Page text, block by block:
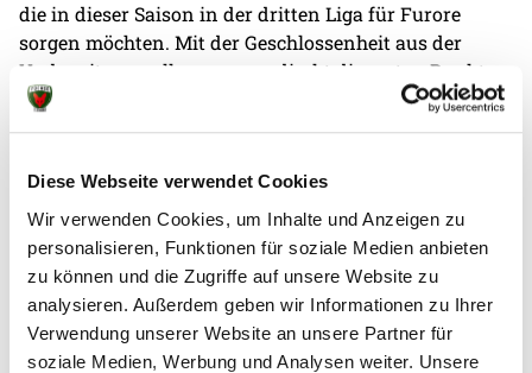
Diese Webseite verwendet Cookies
Wir verwenden Cookies, um Inhalte und Anzeigen zu
personalisieren, Funktionen für soziale Medien anbieten
zu können und die Zugriffe auf unsere Website zu
analysieren. Außerdem geben wir Informationen zu Ihrer
Verwendung unserer Website an unsere Partner für
soziale Medien, Werbung und Analysen weiter. Unsere
die in dieser Saison in der dritten Liga für Furore
sorgen möchten. Mit der Geschlossenheit aus der
Vorbereitung sollen morgen direkt die ersten Punkte
eingefahren werden.
(12:10)